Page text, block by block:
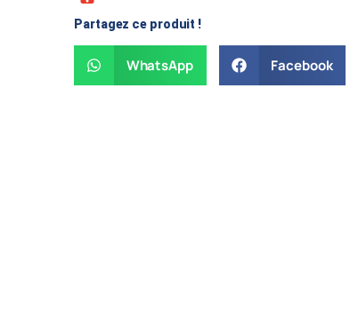
Partagez ce produit !
WhatsApp Facebook